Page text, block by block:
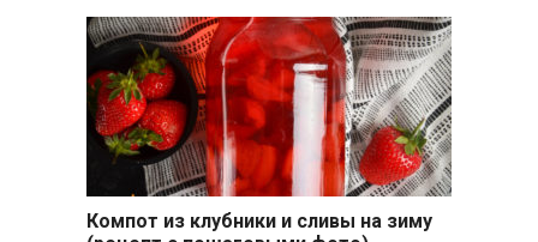
Компот из клубники и сливы на зиму